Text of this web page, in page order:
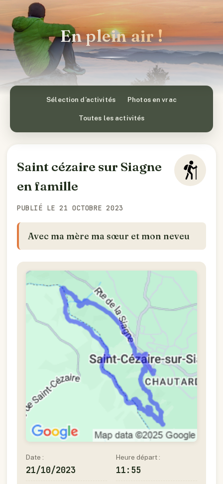
En plein air !
Sélection d’activités Photos en vrac
Toutes les activités
Saint cézaire sur Siagne
en famille
PUBLIÉ LE 21 OCTOBRE 2023
Avec ma mère ma sœur et mon neveu
Date :
21/10/2023
Heure départ :
11:55